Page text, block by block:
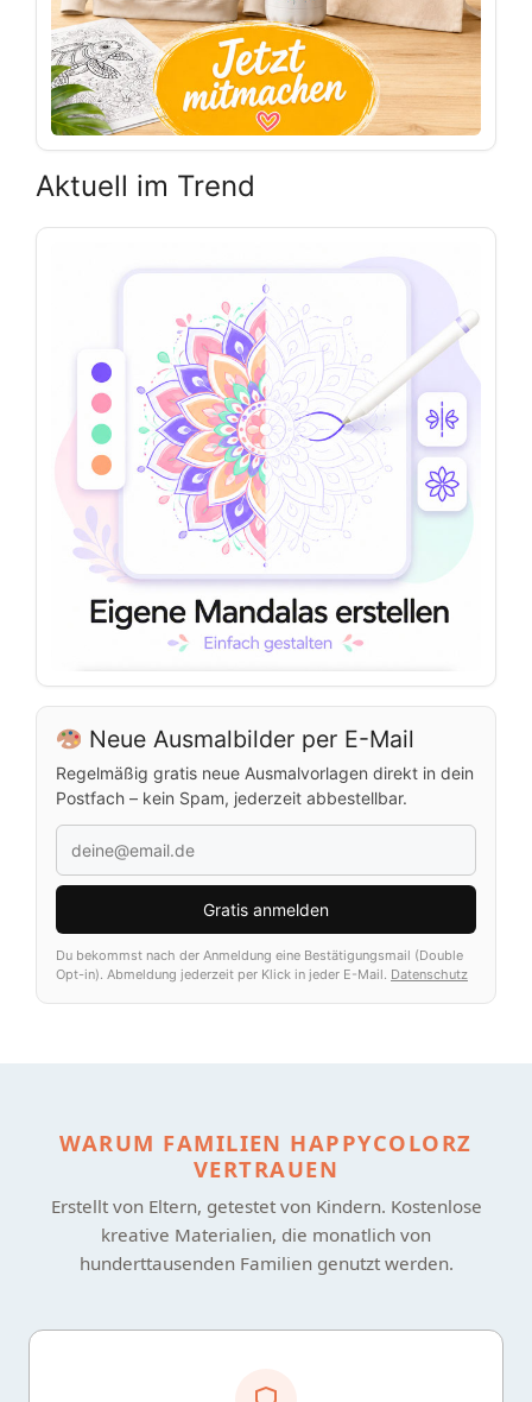
Aktuell im Trend
Neue Ausmalbilder per E-Mail
Regelmäßig gratis neue Ausmalvorlagen direkt in dein
Postfach – kein Spam, jederzeit abbestellbar.
Gratis anmelden
Du bekommst nach der Anmeldung eine Bestätigungsmail (Double
Opt-in). Abmeldung jederzeit per Klick in jeder E-Mail. Datenschutz
WARUM FAMILIEN HAPPYCOLORZ
VERTRAUEN
Erstellt von Eltern, getestet von Kindern. Kostenlose
kreative Materialien, die monatlich von
hunderttausenden Familien genutzt werden.